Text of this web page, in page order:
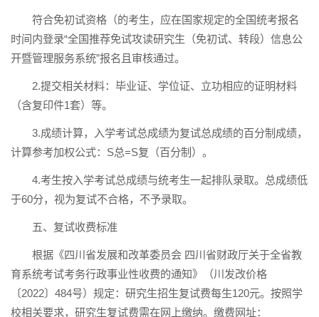
符合免初试资格（的考生，应在国家规定的全国统考报名
时间内登录“全国推荐免试攻读研究生（免初试、转段）信息公
开暨管理服务系统”报名且审核通过。
2.提交相关材料：毕业证、学位证、立功相应的证明材料
（含复印件1套）等。
3.成绩计算，入学考试总成绩为复试总成绩的百分制成绩，
计算参考加权公式：S总=S复（百分制）。
4.考生按入学考试总成绩与统考生一起排队录取。总成绩低
于60分，视为复试不合格，不予录取。
五、复试收费标准
根据《四川省发展和改革委员会 四川省财政厅关于全省教
育系统考试考务行政事业性收费的通知》（川发改价格
〔2022〕484号）规定：研究生招生复试费每生120元。按照学
校相关要求，研究生复试费需在网上缴纳。缴费网址：